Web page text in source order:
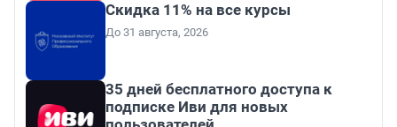
Скидка 11% на все курсы
До 31 августа, 2026
35 дней бесплатного доступа к
подписке Иви для новых